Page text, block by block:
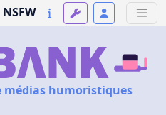
NSFW
médias humoristiques